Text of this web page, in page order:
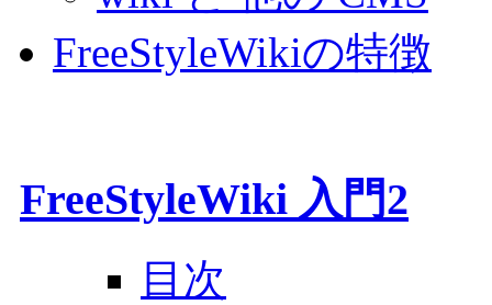
FreeStyleWikiの特徴
FreeStyleWiki 入門2
目次